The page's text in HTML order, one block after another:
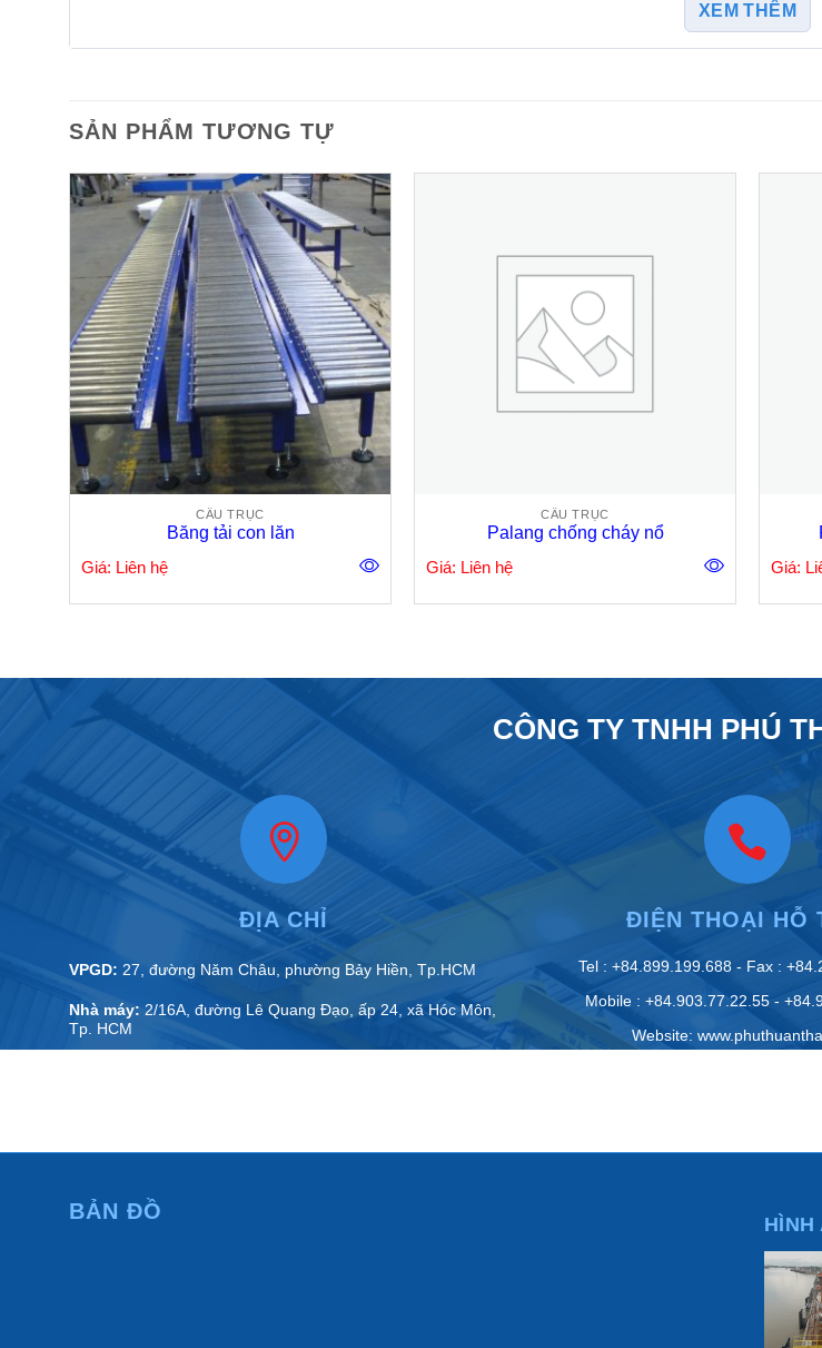
XEM THÊM
SẢN PHẨM TƯƠNG TỰ
CẦU TRỤC
Băng tải con lăn
Giá: Liên hệ
CẦU TRỤC
Palang chống cháy nổ
Giá: Liên hệ
Giá:
CÔNG TY TNHH PHÚ
ĐỊA CHỈ
VPGD: 27, đường Năm Châu, phường Bảy Hiền, Tp.HCM
Nhà máy: 2/16A, đường Lê Quang Đạo, ấp 24, xã Hóc Môn,
Tp. HCM
ĐIỆN THOẠI HỖ
Tel : +84.899.199.688 - Fax :
Mobile : +84.903.77.22.55 -
Website:
BẢN ĐỒ
HÌNH